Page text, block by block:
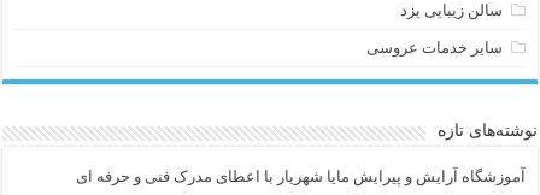
سالن زیبایی یزد
سایر خدمات عروسی
نوشته‌های تازه
آموزشگاه آرایش و پیرایش مایا شهریار با اعطای مدرک فنی و حرفه ای